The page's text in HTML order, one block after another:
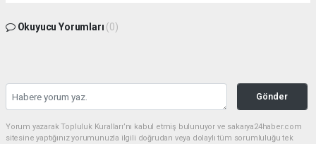
Okuyucu Yorumları (0)
Gönder
Yorum yazarak Topluluk Kuralları’nı kabul etmiş bulunuyor ve sakarya24haber.com
sitesine yaptığınız yorumunuzla ilgili doğrudan veya dolaylı tüm sorumluluğu tek